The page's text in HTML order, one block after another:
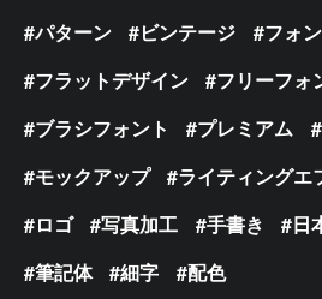
パターン
ビンテージ
フォ
フラットデザイン
フリーフォ
ブラシフォント
プレミアム
モックアップ
ライティングエ
ロゴ
写真加工 手書き
日
筆記体
細字 配色